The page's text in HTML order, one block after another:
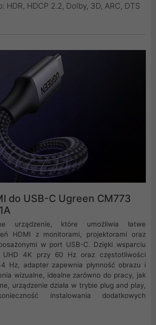
HDR, HDCP 2.2, Dolby, 3D, ARC, DTS
do USB-C Ugreen CM773
urządzenie, które umożliwia łatwe
HDMI z monitorami, projektorami oraz
w port USB-C. Dzięki wsparciu
UHD 4K przy 60 Hz oraz częstotliwości
Hz, adapter zapewnia płynność obrazu i
wizualne, idealne zarówno do pracy, jak
urządzenie działa w trybie plug and play,
instalowania dodatkowych